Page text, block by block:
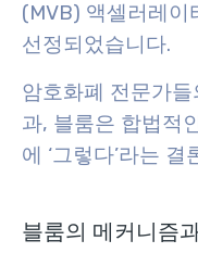
(MVB) 액셀러레이
선정되었습니다.
암호화폐 전문가
과, 블룸은 합법적
에 ‘그렇다’라는
블룸의 메커니즘